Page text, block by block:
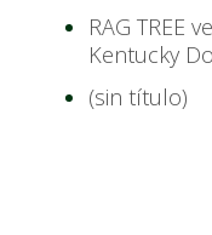
RAG TREE
Kentucky
(sin título)